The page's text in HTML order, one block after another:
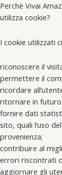
Perchè Vivai
utilizza cookie?
I cookie utilizzati
riconoscere il
permettere il
ricordare
ritornare in
fornire dati
sito, quali l’uso
provenienza;
contribuire al
errori riscontrati
aggiornare gli